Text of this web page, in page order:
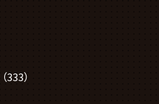
（333）